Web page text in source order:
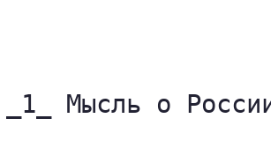
_1_ Мысль о